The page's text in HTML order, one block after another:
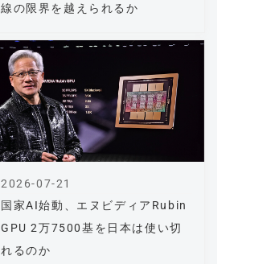
線の限界を越えられるか
国家AI始動、エヌビディアRubin
GPU 2万7500基を日本は使い切
れるのか
2026-07-21